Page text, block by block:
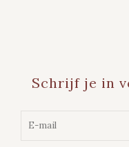
Schrijf je in